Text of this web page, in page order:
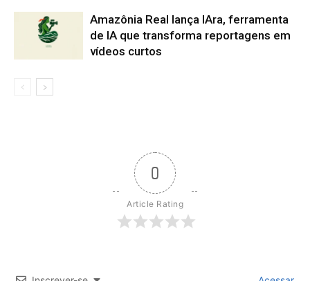
Amazônia Real lança IAra, ferramenta
de IA que transforma reportagens em
vídeos curtos
0
Article Rating